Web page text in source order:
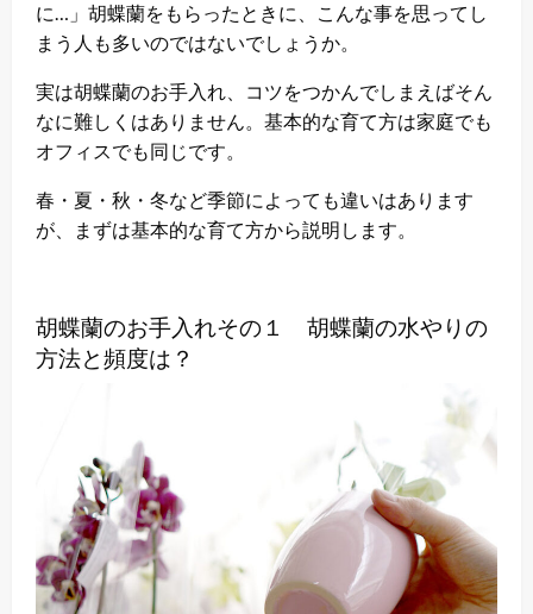
に…」胡蝶蘭をもらったときに、こんな事を思ってし
まう人も多いのではないでしょうか。
実は胡蝶蘭のお手入れ、コツをつかんでしまえばそん
なに難しくはありません。基本的な育て方は家庭でも
オフィスでも同じです。
春・夏・秋・冬など季節によっても違いはあります
が、まずは基本的な育て方から説明します。
胡蝶蘭のお手入れその１ 胡蝶蘭の水やりの
方法と頻度は？